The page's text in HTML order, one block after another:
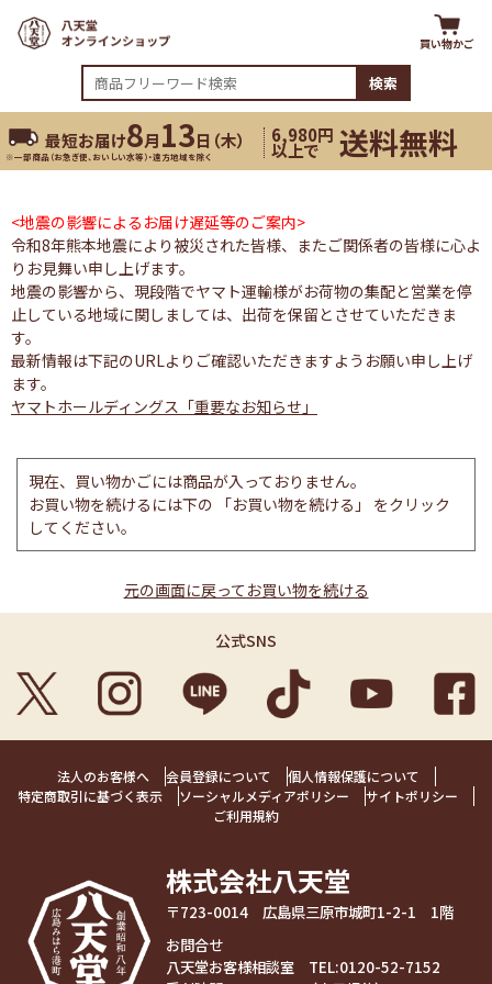
買い物かご
検索
最短お届け8月13日（木）
※一部商品（お急ぎ便、おいしい水等）・遠方地域を除く
6,980円
以上で 送料無料
<地震の影響によるお届け遅延等のご案内>
令和8年熊本地震により被災された皆様、またご関係者の皆様に心よ
りお見舞い申し上げます。
地震の影響から、現段階でヤマト運輸様がお荷物の集配と営業を停
止している地域に関しましては、出荷を保留とさせていただきま
す。
最新情報は下記のURLよりご確認いただきますようお願い申し上げ
ます。
ヤマトホールディングス「重要なお知らせ」
現在、買い物かごには商品が入っておりません。
お買い物を続けるには下の 「お買い物を続ける」 をクリック
してください。
元の画面に戻ってお買い物を続ける
公式SNS
法人のお客様へ 会員登録について
個人情報保護について
特定商取引に基づく表示
ソーシャルメディアポリシー
サイトポリシー
ご利用規約
株式会社八天堂
〒723-0014 広島県三原市城町1-2-1 1階
お問合せ
八天堂お客様相談室 TEL:0120-52-7152